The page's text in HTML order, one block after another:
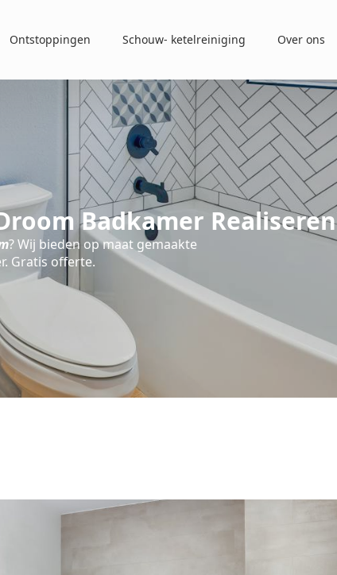
Ontstoppingen Schouw- ketelreiniging Over ons
Badkamer Realiseren
? Wij bieden op maat gemaakte
Gratis offerte.